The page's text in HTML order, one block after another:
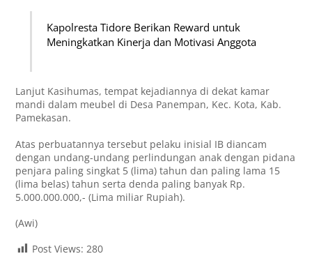
Kapolresta Tidore Berikan Reward untuk
Meningkatkan Kinerja dan Motivasi Anggota
Lanjut Kasihumas, tempat kejadiannya di dekat kamar
mandi dalam meubel di Desa Panempan, Kec. Kota, Kab.
Pamekasan.
Atas perbuatannya tersebut pelaku inisial IB diancam
dengan undang-undang perlindungan anak dengan pidana
penjara paling singkat 5 (lima) tahun dan paling lama 15
(lima belas) tahun serta denda paling banyak Rp.
5.000.000.000,- (Lima miliar Rupiah).
(Awi)
Post Views: 280